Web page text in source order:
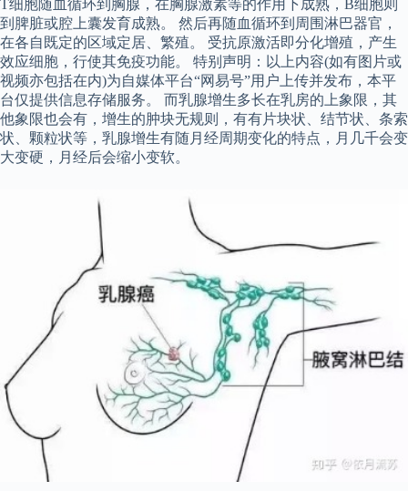
T细胞随血循环到胸腺，在胸腺激素等的作用下成熟，B细胞则
到脾脏或腔上囊发育成熟。 然后再随血循环到周围淋巴器官，
在各自既定的区域定居、繁殖。 受抗原激活即分化增殖，产生
效应细胞，行使其免疫功能。 特别声明：以上内容(如有图片或
视频亦包括在内)为自媒体平台“网易号”用户上传并发布，本平
台仅提供信息存储服务。 而乳腺增生多长在乳房的上象限，其
他象限也会有，增生的肿块无规则，有有片块状、结节状、条索
状、颗粒状等，乳腺增生有随月经周期变化的特点，月几千会变
大变硬，月经后会缩小变软。